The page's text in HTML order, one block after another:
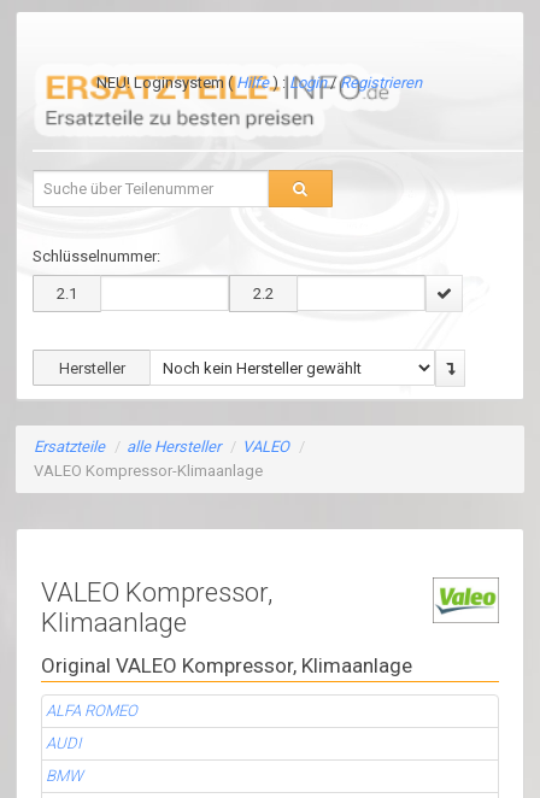
NEU! Loginsystem (Hilfe) :Login/Registrieren
Schlüsselnummer:
2.1 2.2
Hersteller
Ersatzteile / alle Hersteller / VALEO /
VALEO Kompressor-Klimaanlage
VALEO Kompressor,
Klimaanlage
Original VALEO Kompressor, Klimaanlage
ALFA ROMEO
AUDI
BMW